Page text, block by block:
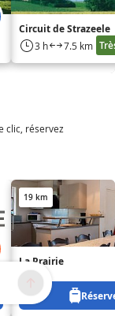
Circuit de Strazeele
3 h 7.5 km
clic, réservez
19 km
La Prairie